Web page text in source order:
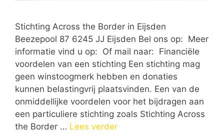
Stichting Across the Border in Eijsden
Beezepool 87 6245 JJ Eijsden Bel ons op: Meer
informatie vind u op: Of mail naar: Financiële
voordelen van een stichting Een stichting mag
geen winstoogmerk hebben en donaties
kunnen belastingvrij plaatsvinden. Een van de
onmiddellijke voordelen voor het bijdragen aan
een particuliere stichting zoals Stichting Across
the Border … Lees verder